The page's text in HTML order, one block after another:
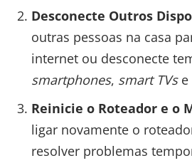
Desconecte Outros
outras pessoas na casa
internet ou desconecte
smartphones, smart TVse
Reinicie o Roteador e o
ligar novamente o
resolver problemas